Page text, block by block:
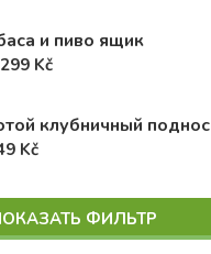
и пиво ящик
Kč
клубничный поднос
Kč
ФИЛЬТР